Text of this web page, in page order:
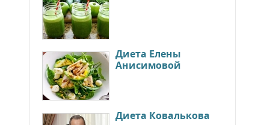
Диета Елены
Анисимовой
Диета Ковалькова